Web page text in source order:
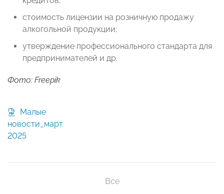
стоимость лицензии на розничную продажу
алкогольной продукции;
утверждение профессионального стандарта для
предпринимателей и др.
Фото: Freepik
новости_март
2025
Все